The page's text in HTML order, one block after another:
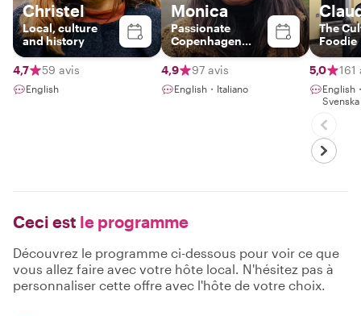
Christel
Local, culture
and history
4,7 59 avis
English
Monica
Passionate
Copenhagen
Guide – Discover
Food, Art &
Nature with a
Local
4,9 97 avis
English・Italiano
The
Foodie
5,0 161
English
Svenska
Ceci est le programme
Découvrez le programme ci-dessous pour voir ce que
vous allez faire avec votre hôte local. N'hésitez pas à
personnaliser cette offre avec l'hôte de votre choix.